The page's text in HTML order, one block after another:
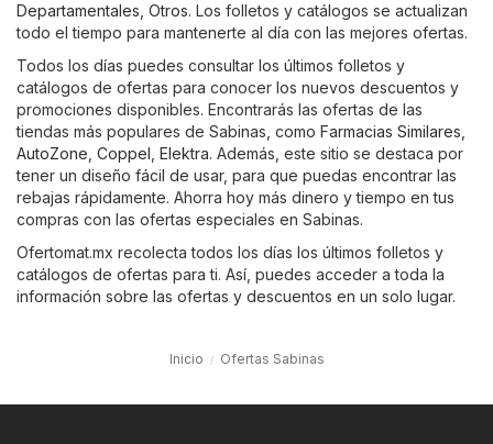
Departamentales Otros. Los folletos y catálogos se actualizan
todo el tiempo para mantenerte al día con las mejores ofertas.
Todos los días puedes consultar los últimos folletos y
catálogos de ofertas para conocer los nuevos descuentos y
promociones disponibles. Encontrarás las ofertas de las
tiendas más populares de Sabinas, como Farmacias Similares
AutoZone Coppel Elektra. Además, este sitio se destaca por
tener un diseño fácil de usar, para que puedas encontrar las
rebajas rápidamente. Ahorra hoy más dinero y tiempo en tus
compras con las ofertas especiales en Sabinas.
Ofertomat.mx recolecta todos los días los últimos folletos y
catálogos de ofertas para ti. Así, puedes acceder a toda la
información sobre las ofertas y descuentos en un solo lugar.
Inicio Ofertas Sabinas